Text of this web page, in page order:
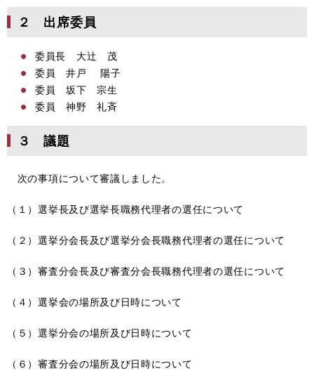
２ 出席委員
委員長 大辻󠄀 茂
委員 井戸 陽子
委員 坂下 宗生
委員 神野 礼斉
３ 議題
次の事項について審議しました。
（１）選挙長及び選挙長職務代理者の選任について
（２）選挙分会長及び選挙分会長職務代理者の選任について
（３）審査分会長及び審査分会長職務代理者の選任について
（４）選挙会の場所及び日時について
（５）選挙分会の場所及び日時について
（６）審査分会の場所及び日時について